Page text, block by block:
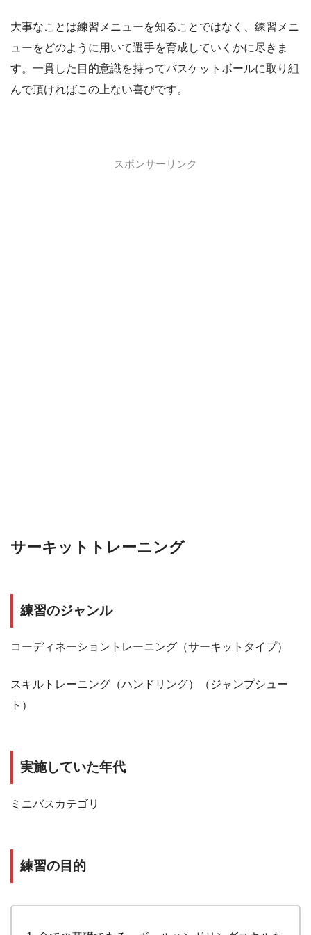
大事なことは練習メニューを知ることではなく、練習メニ
ューをどのように用いて選手を育成していくかに尽きま
す。一貫した目的意識を持ってバスケットボールに取り組
んで頂ければこの上ない喜びです。
スポンサーリンク
サーキットトレーニング
練習のジャンル
コーディネーショントレーニング（サーキットタイプ）
スキルトレーニング（ハンドリング）（ジャンプシュー
ト）
実施していた年代
ミニバスカテゴリ
練習の目的